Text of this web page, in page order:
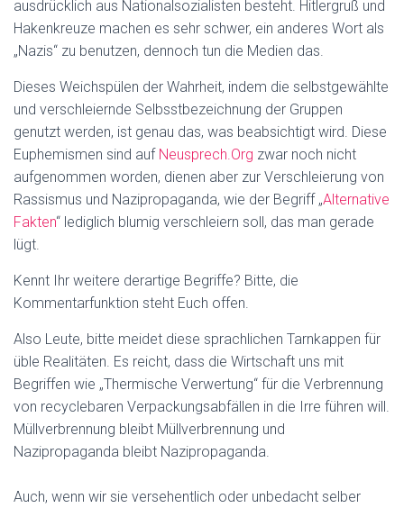
ausdrücklich aus Nationalsozialisten besteht. Hitlergruß und
Hakenkreuze machen es sehr schwer, ein anderes Wort als
„Nazis“ zu benutzen, dennoch tun die Medien das.
Dieses Weichspülen der Wahrheit, indem die selbstgewählte
und verschleiernde Selbsstbezeichnung der Gruppen
genutzt werden, ist genau das, was beabsichtigt wird. Diese
Euphemismen sind auf Neusprech.Org zwar noch nicht
aufgenommen worden, dienen aber zur Verschleierung von
Rassismus und Nazipropaganda, wie der Begriff „Alternative
Fakten“ lediglich blumig verschleiern soll, das man gerade
lügt.
Kennt Ihr weitere derartige Begriffe? Bitte, die
Kommentarfunktion steht Euch offen.
Also Leute, bitte meidet diese sprachlichen Tarnkappen für
üble Realitäten. Es reicht, dass die Wirtschaft uns mit
Begriffen wie „Thermische Verwertung“ für die Verbrennung
von recyclebaren Verpackungsabfällen in die Irre führen will.
Müllverbrennung bleibt Müllverbrennung und
Nazipropaganda bleibt Nazipropaganda.
Auch, wenn wir sie versehentlich oder unbedacht selber